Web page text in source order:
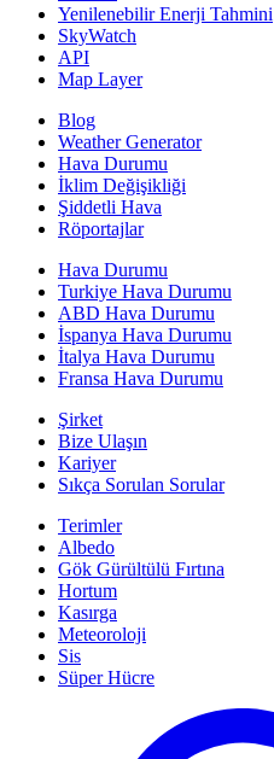
Yenilenebilir Enerji Tahmini
SkyWatch
API
Map Layer
Blog
Weather Generator
Hava Durumu
İklim Değişikliği
Şiddetli Hava
Röportajlar
Hava Durumu
Turkiye Hava Durumu
ABD Hava Durumu
İspanya Hava Durumu
İtalya Hava Durumu
Fransa Hava Durumu
Şirket
Bize Ulaşın
Kariyer
Sıkça Sorulan Sorular
Terimler
Albedo
Gök Gürültülü Fırtına
Hortum
Kasırga
Meteoroloji
Sis
Süper Hücre